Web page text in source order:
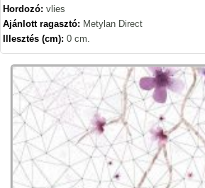
Hordozó: vlies
Ajánlott ragasztó: Metylan Direct
Illesztés (cm): 0 cm.